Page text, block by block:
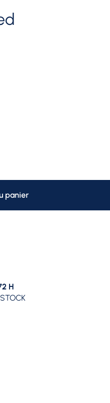
panier
H